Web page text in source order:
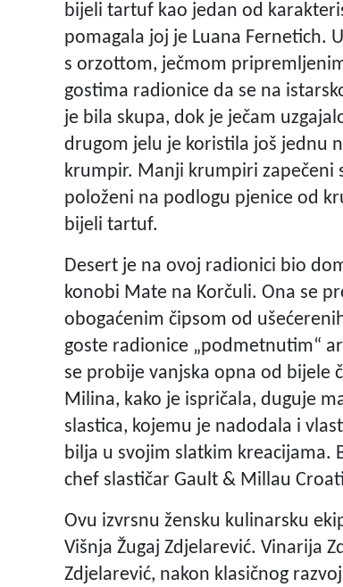
bijeli tartuf kao jedan od
pomagala joj je Luana Fernetich.
s orzottom, ječmom
gostima radionice da se na
je bila skupa, dok je ječam
drugom jelu je koristila još jednu
krumpir. Manji krumpiri zapečeni
položeni na podlogu pjenice od
bijeli tartuf.
Desert je na ovoj radionici bio
konobi Mate na Korčuli. Ona se
obogaćenim čipsom od
goste radionice „podmetnutim“
se probije vanjska opna od bijele
Milina, kako je ispričala, duguje
slastica, kojemu je nadodala i
bilja u svojim slatkim kreacijama.
chef slastičar Gault & Millau
Ovu izvrsnu žensku kulinarsku
Višnja Žugaj Zdjelarević. Vinarija
Zdjelarević, nakon klasičnog